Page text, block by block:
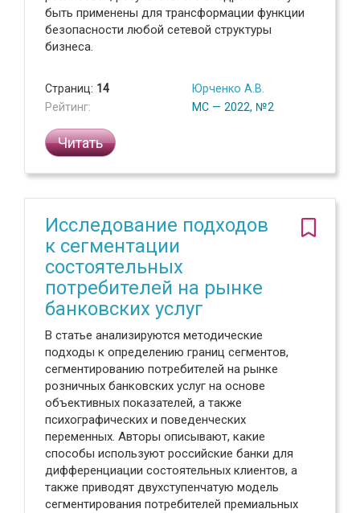
быть применены для трансформации функции
безопасности любой сетевой структуры
бизнеса.
Страниц: 14
Рейтинг:
Юрченко А.В.
МС — 2022, №2
Читать
Исследование подходов
к сегментации
состоятельных
потребителей на рынке
банковских услуг
В статье анализируются методические
подходы к определению границ сегментов,
сегментированию потребителей на рынке
розничных банковских услуг на основе
объективных показателей, а также
психографических и поведенческих
переменных. Авторы описывают, какие
способы используют российские банки для
дифференциации состоятельных клиентов, а
также приводят двухступенчатую модель
сегментирования потребителей премиальных